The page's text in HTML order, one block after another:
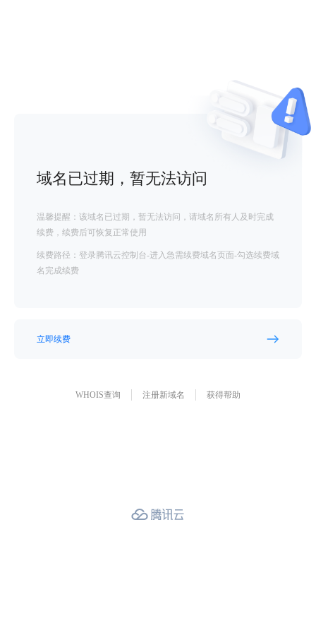
域名已过期，暂无法访问
温馨提醒：该域名已过期，暂无法访问，请域名所有人及时完成
续费，续费后可恢复正常使用
续费路径：登录腾讯云控制台-进入急需续费域名页面-勾选续费域
名完成续费
立即续费
WHOIS查询 注册新域名 获得帮助